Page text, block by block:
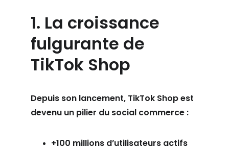
1. La croissance
fulgurante de
TikTok Shop
Depuis son lancement, TikTok Shop est
devenu un pilier du social commerce :
+100 millions d’utilisateurs actifs